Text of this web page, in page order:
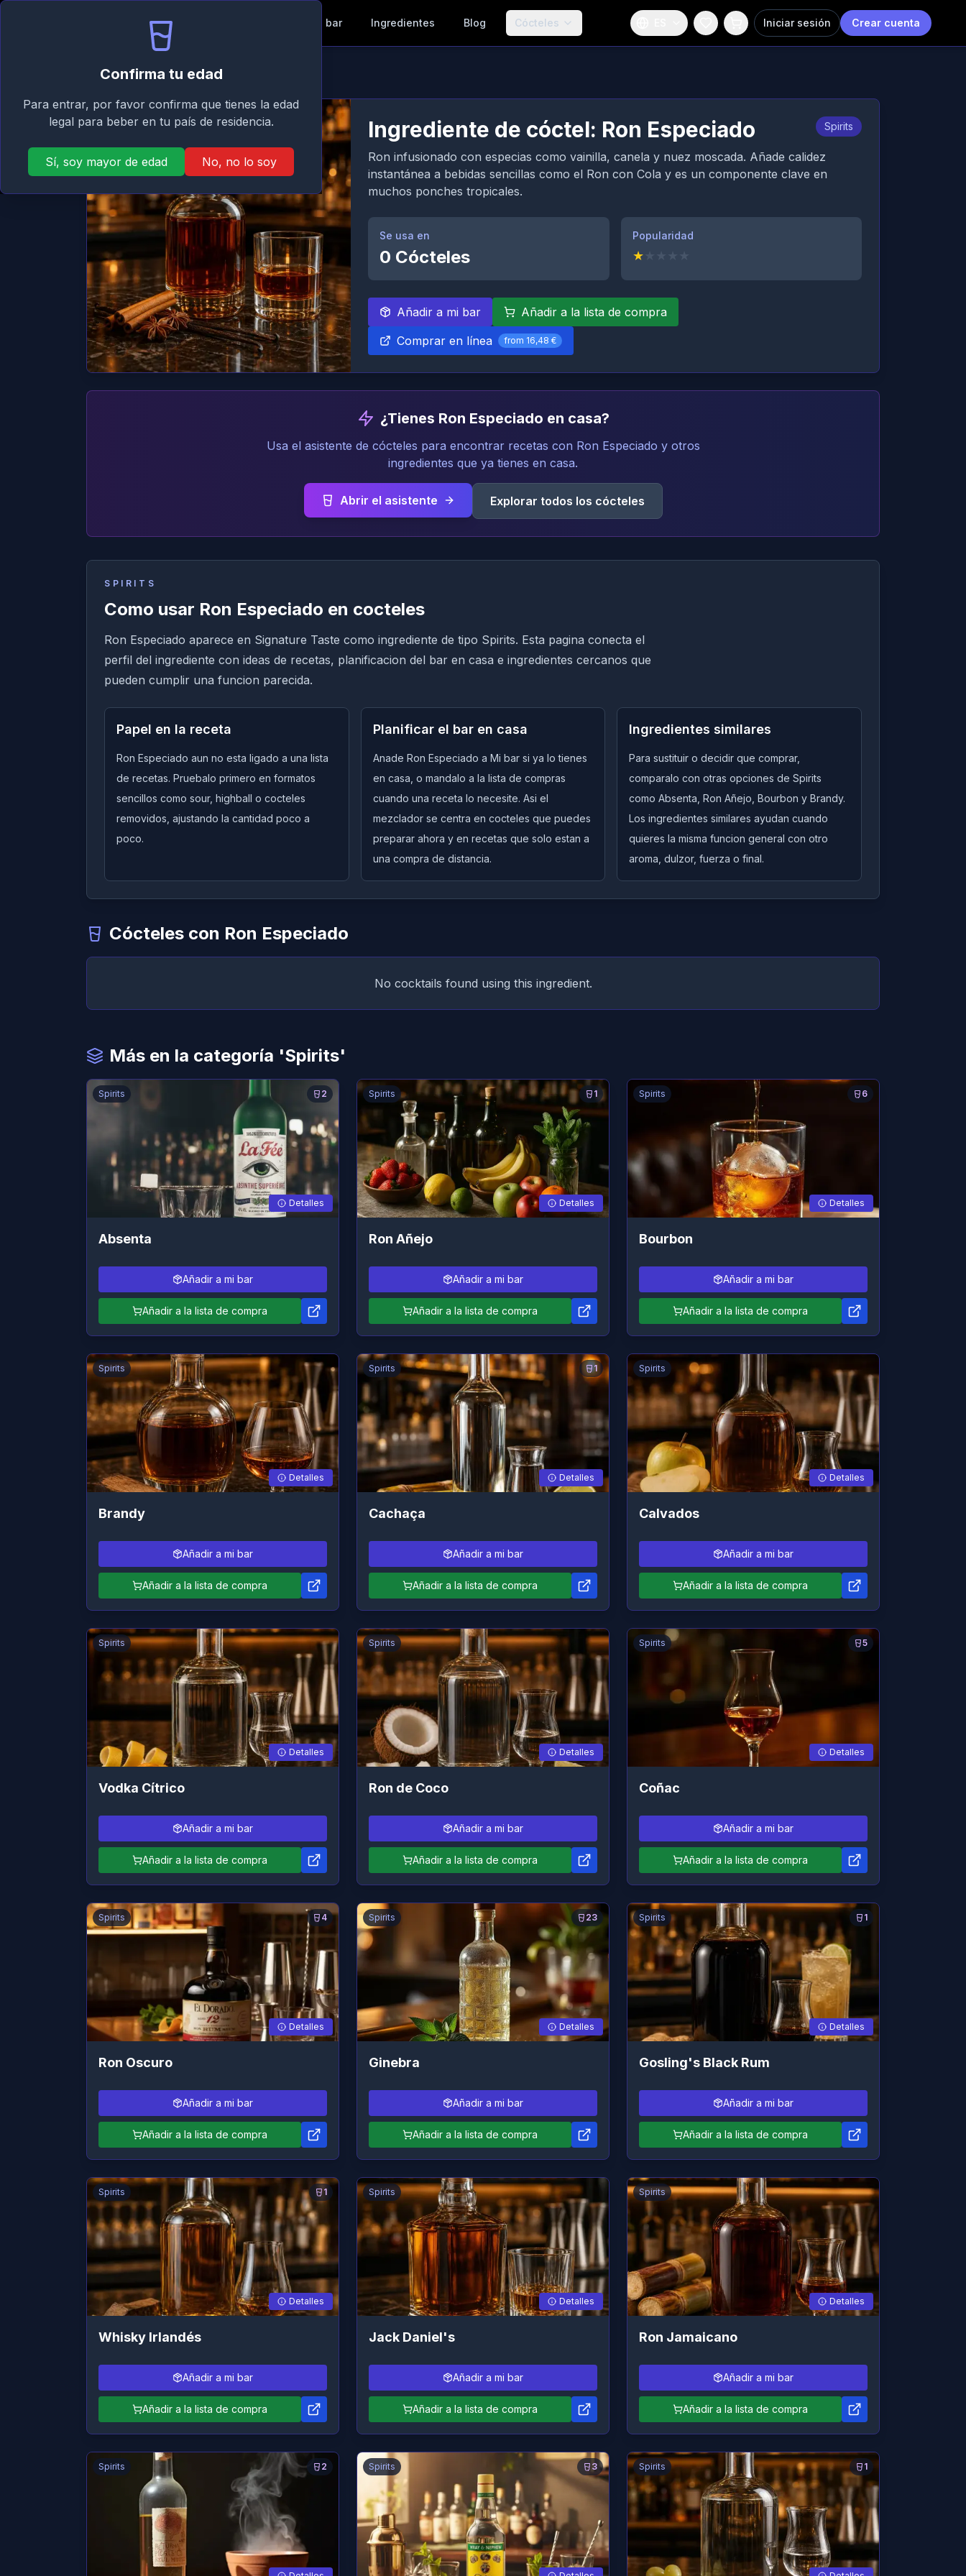
Confirma tu edad
Para entrar, por favor confirma que tienes la edad
legal para beber en tu país de residencia.
Sí, soy mayor de edad No, no lo soy
Mi bar Ingredientes Blog Cócteles Iniciar sesión Crear cuenta
Atrás
Ingrediente de cóctel: Ron Especiado Spirits
Ron infusionado con especias como vainilla, canela y nuez moscada. Añade calidez
instantánea a bebidas sencillas como el Ron con Cola y es un componente clave en
muchos ponches tropicales.
Se usa en
0 Cócteles
Popularidad
★
Añadir a mi bar
Añadir a la lista de compra
Comprar en línea
from 16,48 €
¿Tienes Ron Especiado en casa?
Usa el asistente de cócteles para encontrar recetas con Ron Especiado y otros
ingredientes que ya tienes en casa.
Abrir el asistente Explorar todos los cócteles
SPIRITS
Como usar Ron Especiado en cocteles
Ron Especiado aparece en Signature Taste como ingrediente de tipo Spirits. Esta pagina conecta el
perfil del ingrediente con ideas de recetas, planificacion del bar en casa e ingredientes cercanos que
pueden cumplir una funcion parecida.
Papel en la receta
Ron Especiado aun no esta ligado a una lista
de recetas. Pruebalo primero en formatos
sencillos como sour, highball o cocteles
removidos, ajustando la cantidad poco a
poco.
Planificar el bar en casa
Anade Ron Especiado a Mi bar si ya lo tienes
en casa, o mandalo a la lista de compras
cuando una receta lo necesite. Asi el
mezclador se centra en cocteles que puedes
preparar ahora y en recetas que solo estan a
una compra de distancia.
Ingredientes similares
Para sustituir o decidir que comprar,
comparalo con otras opciones de Spirits
como Absenta, Ron Añejo, Bourbon y Brandy.
Los ingredientes similares ayudan cuando
quieres la misma funcion general con otro
aroma, dulzor, fuerza o final.
Cócteles con Ron Especiado
No cocktails found using this ingredient.
Más en la categoría 'Spirits'
2
Spirits
Detalles
Absenta
Añadir a mi bar
Añadir a la lista de compra
1
Spirits
Detalles
Ron Añejo
Añadir a mi bar
Añadir a la lista de compra
6
Spirits
Detalles
Bourbon
Añadir a mi bar
Añadir a la lista de compra
Spirits
Detalles
Brandy
Añadir a mi bar
Añadir a la lista de compra
1
Spirits
Detalles
Cachaça
Añadir a mi bar
Añadir a la lista de compra
Spirits
Detalles
Calvados
Añadir a mi bar
Añadir a la lista de compra
Spirits
Detalles
Vodka Cítrico
Añadir a mi bar
Añadir a la lista de compra
Spirits
Detalles
Ron de Coco
Añadir a mi bar
Añadir a la lista de compra
5
Spirits
Detalles
Coñac
Añadir a mi bar
Añadir a la lista de compra
4
Spirits
Detalles
Ron Oscuro
Añadir a mi bar
Añadir a la lista de compra
23
Spirits
Detalles
Ginebra
Añadir a mi bar
Añadir a la lista de compra
1
Spirits
Detalles
Gosling's Black Rum
Añadir a mi bar
Añadir a la lista de compra
1
Spirits
Detalles
Whisky Irlandés
Añadir a mi bar
Añadir a la lista de compra
Spirits
Detalles
Jack Daniel's
Añadir a mi bar
Añadir a la lista de compra
Spirits
Detalles
Ron Jamaicano
Añadir a mi bar
Añadir a la lista de compra
2
Spirits 3
Spirits 1
Spirits